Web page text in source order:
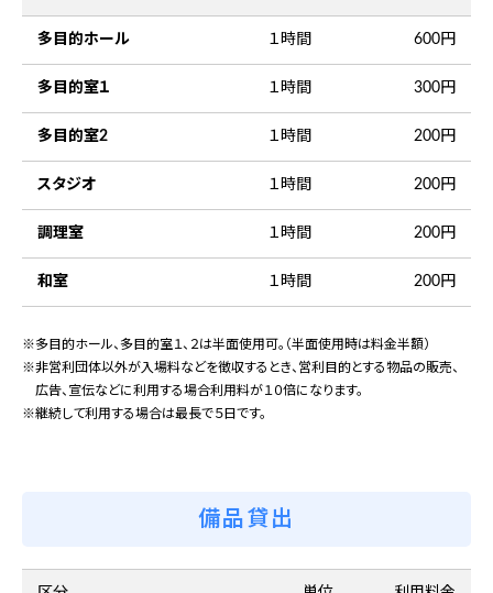
多目的ホール、多目的室１、２は半面使用可。（半面使用時は料金半額）
非営利団体以外が入場料などを徴収するとき、営利目的とする物品の販売、
広告、宣伝などに利用する場合利用料が１０倍になります。
継続して利用する場合は最長で５日です。
多目的ホール １時間 600円
多目的室１ １時間 300円
多目的室2 １時間 200円
スタジオ １時間 200円
調理室 １時間 200円
和室 １時間 200円
備品貸出